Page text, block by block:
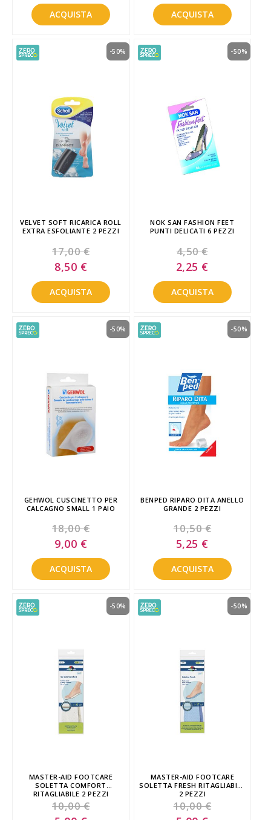
ACQUISTA ACQUISTA
VELVET SOFT RICARICA ROLL
EXTRA ESFOLIANTE 2 PEZZI
17,00 €
-50%
Special
Price
8,50 €
ACQUISTA
NOK SAN FASHION FEET
PUNTI DELICATI 6 PEZZI
4,50 €
-50%
Special
Price
2,25 €
ACQUISTA
GEHWOL CUSCINETTO PER
CALCAGNO SMALL 1 PAIO
18,00 €
-50%
Special
Price
9,00 €
ACQUISTA
BENPED RIPARO DITA ANELLO
GRANDE 2 PEZZI
10,50 €
-50%
Special
Price
5,25 €
ACQUISTA
MASTER-AID FOOTCARE
SOLETTA COMFORT
RITAGLIABILE 2 PEZZI
10,00 €
-50%
MASTER-AID FOOTCARE
SOLETTA FRESH RITAGLIABILE
2 PEZZI
10,00 €
-50%